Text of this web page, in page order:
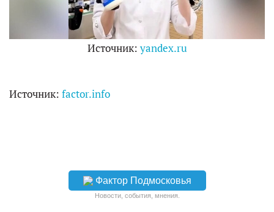
Источник:yandex.ru
Источник: factor.info
Фактор Подмосковья
Новости, события, мнения.